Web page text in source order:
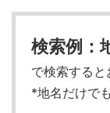
検索例：
で検索すると
*地名だけで